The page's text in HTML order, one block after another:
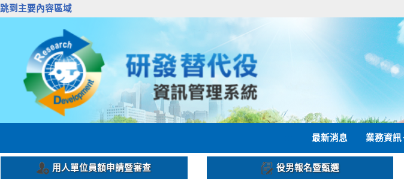
跳到主要內容區域
最新消息 業務資訊
用人單位員額申請暨審查 役男報名暨甄選